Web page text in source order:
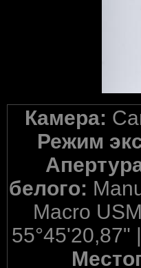
Камера:
Режим
белого:
Macro
55°45'20,87" |